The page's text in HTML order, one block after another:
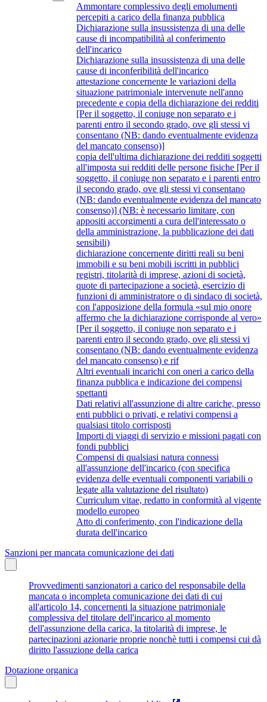
Ammontare complessivo degli emolumenti
percepiti a carico della finanza pubblica
Dichiarazione sulla insussistenza di una delle
cause di incompatibilità al conferimento
dell'incarico
Dichiarazione sulla insussistenza di una delle
cause di inconferibilità dell'incarico
attestazione concernente le variazioni della
situazione patrimoniale intervenute nell'anno
precedente e copia della dichiarazione dei redditi
[Per il soggetto, il coniuge non separato e i
parenti entro il secondo grado, ove gli stessi vi
consentano (NB: dando eventualmente evidenza
del mancato consenso)]
copia dell'ultima dichiarazione dei redditi soggetti
all'imposta sui redditi delle persone fisiche [Per il
soggetto, il coniuge non separato e i parenti entro
il secondo grado, ove gli stessi vi consentano
(NB: dando eventualmente evidenza del mancato
consenso)] (NB: è necessario limitare, con
appositi accorgimenti a cura dell'interessato o
della amministrazione, la pubblicazione dei dati
sensibili)
dichiarazione concernente diritti reali su beni
immobili e su beni mobili iscritti in pubblici
registri, titolarità di imprese, azioni di società,
quote di partecipazione a società, esercizio di
funzioni di amministratore o di sindaco di società,
con l'apposizione della formula «sul mio onore
affermo che la dichiarazione corrisponde al vero»
[Per il soggetto, il coniuge non separato e i
parenti entro il secondo grado, ove gli stessi vi
consentano (NB: dando eventualmente evidenza
del mancato consenso) e rif
Altri eventuali incarichi con oneri a carico della
finanza pubblica e indicazione dei compensi
spettanti
Dati relativi all'assunzione di altre cariche, presso
enti pubblici o privati, e relativi compensi a
qualsiasi titolo corrisposti
Importi di viaggi di servizio e missioni pagati con
fondi pubblici
Compensi di qualsiasi natura connessi
all'assunzione dell'incarico (con specifica
evidenza delle eventuali componenti variabili o
legate alla valutazione del risultato)
Curriculum vitae, redatto in conformità al vigente
modello europeo
Atto di conferimento, con l'indicazione della
durata dell'incarico
Sanzioni per mancata comunicazione dei dati
Provvedimenti sanzionatori a carico del responsabile della
mancata o incompleta comunicazione dei dati di cui
all'articolo 14, concernenti la situazione patrimoniale
complessiva del titolare dell'incarico al momento
dell'assunzione della carica, la titolarità di imprese, le
partecipazioni azionarie proprie nonchè tutti i compensi cui dà
diritto l'assuzione della carica
Dotazione organica